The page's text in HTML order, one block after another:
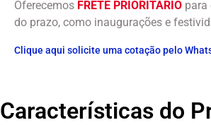
Oferecemos FRETE PRIORITÁRIO para
do prazo, como inaugurações e
Clique aqui solicite uma cotação pelo
Características do